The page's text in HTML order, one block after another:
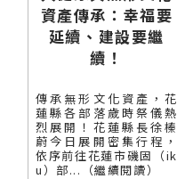
資產傳承：幸福要
延續、建設要繼
續！
傳承無形文化資產，花
蓮縣各部落歲時祭儀熱
烈展開！花蓮縣長徐榛
蔚今日展開密集行程，
依序前往花蓮市磯固（ik
u）部...（繼續閱讀）